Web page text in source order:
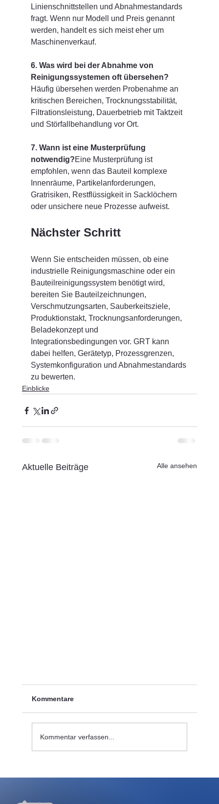
Linienschnittstellen und Abnahmestandards
fragt. Wenn nur Modell und Preis genannt
werden, handelt es sich meist eher um
Maschinenverkauf.
6. Was wird bei der Abnahme von
Reinigungssystemen oft übersehen?
Häufig übersehen werden Probenahme an
kritischen Bereichen, Trocknungsstabilität,
Filtrationsleistung, Dauerbetrieb mit Taktzeit
und Störfallbehandlung vor Ort.
7. Wann ist eine Musterprüfung
notwendig?Eine Musterprüfung ist
empfohlen, wenn das Bauteil komplexe
Innenräume, Partikelanforderungen,
Gratrisiken, Restflüssigkeit in Sacklöchern
oder unsichere neue Prozesse aufweist.
Nächster Schritt
Wenn Sie entscheiden müssen, ob eine
industrielle Reinigungsmaschine oder ein
Bauteilreinigungssystem benötigt wird,
bereiten Sie Bauteilzeichnungen,
Verschmutzungsarten, Sauberkeitsziele,
Produktionstakt, Trocknungsanforderungen,
Beladekonzept und
Integrationsbedingungen vor. GRT kann
dabei helfen, Gerätetyp, Prozessgrenzen,
Systemkonfiguration und Abnahmestandards
zu bewerten.
Einblicke
Aktuelle Beiträge Alle ansehen
Kommentare
Kommentar verfassen...